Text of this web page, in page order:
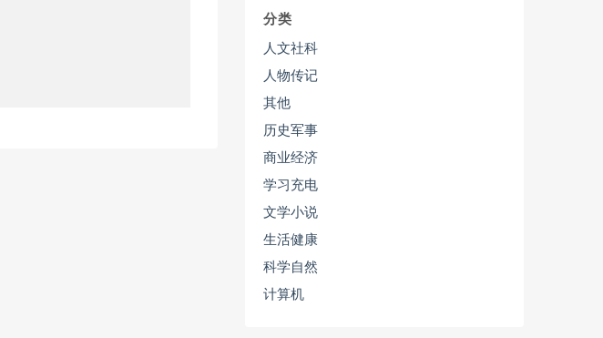
分类
人文社科
人物传记
其他
历史军事
商业经济
学习充电
文学小说
生活健康
科学自然
计算机